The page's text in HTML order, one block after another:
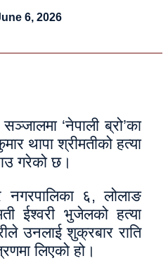
6, 2026
‘नेपाली ब्रो’का
थापा श्रीमतीको हत्या
गरेको छ।
नगरपालिका ६, लोलाङ
ईश्वरी भुजेलको हत्या
उनलाई शुक्रबार राति
लिएको हो।